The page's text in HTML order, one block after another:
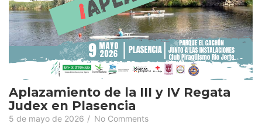
Aplazamiento de la III y IV Regata
Judex en Plasencia
5 de mayo de 2026 / No Comments